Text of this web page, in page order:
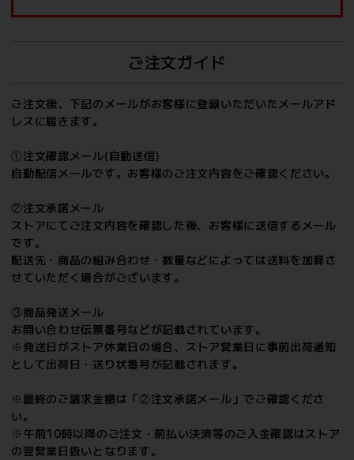
ご注文ガイド
ご注文後、下記のメールがお客様に登録いただいたメールアド
レスに届きます。
①注文確認メール(自動送信)
自動配信メールです。お客様のご注文内容をご確認ください。
②注文承諾メール
ストアにてご注文内容を確認した後、お客様に送信するメール
です。
配送先・商品の組み合わせ・数量などによっては送料を加算さ
せていただく場合がございます。
③商品発送メール
お問い合わせ伝票番号などが記載されています。
※発送日がストア休業日の場合、ストア営業日に事前出荷通知
として出荷日・送り状番号が記載されます。
※最終のご請求金額は「②注文承諾メール」でご確認くださ
い。
※午前10時以降のご注文・前払い決済等のご入金確認はストア
の翌営業日扱いとなります。